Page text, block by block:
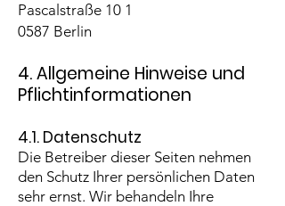
Pascalstraße 10 1
0587 Berlin
4. Allgemeine Hinweise und
Pflichtinformationen
4.1. Datenschutz
Die Betreiber dieser Seiten nehmen
den Schutz Ihrer persönlichen Daten
sehr ernst. Wir behandeln Ihre